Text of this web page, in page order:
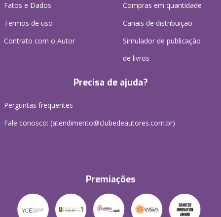
Fatos e Dados
Termos de uso
Contrato com o Autor
Compras em quantidade
Canais de distribuição
Simulador de publicação
de livros
Precisa de ajuda?
Perguntas frequentes
Fale conosco: (atendimento@clubedeautores.com.br)
Premiações